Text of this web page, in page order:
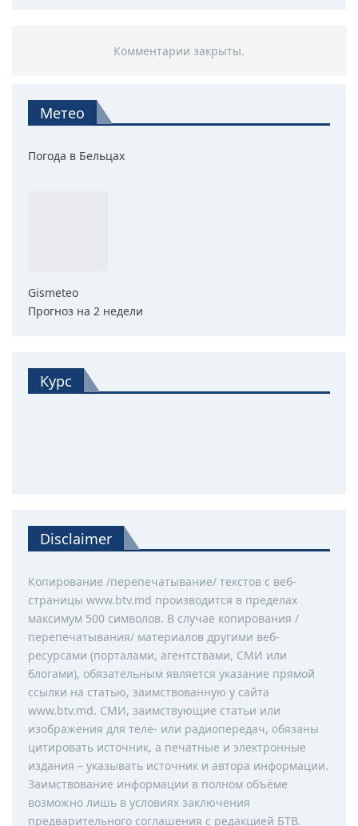
Комментарии закрыты.
Метео
Погода в Бельцах
Gismeteo
Прогноз на 2 недели
Курс
Disclaimer
Копирование /перепечатывание/ текстов с веб-
страницы www.btv.md производится в пределах
максимум 500 символов. В случае копирования /
перепечатывания/ материалов другими веб-
ресурсами (порталами, агентствами, СМИ или
блогами), обязательным является указание прямой
ссылки на статью, заимствованную у сайта
www.btv.md. СМИ, заимствующие статьи или
изображения для теле- или радиопередач, обязаны
цитировать источник, а печатные и электронные
издания – указывать источник и автора информации.
Заимствование информации в полном объёме
возможно лишь в условиях заключения
предварительного соглашения с редакцией БТВ.